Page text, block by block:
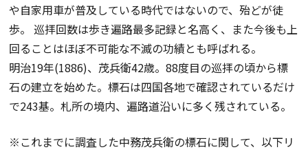
や自家用車が普及している時代ではないので、殆どが徒
歩。 巡拝回数は歩き遍路最多記録と名高く、また今後も上
回ることはほぼ不可能な不滅の功績とも呼ばれる。
明治19年(1886)、茂兵衛42歳。88度目の巡拝の頃から標
石の建立を始めた。標石は四国各地で確認されているだけ
で243基。札所の境内、遍路道沿いに多く残されている。
※これまでに調査した中務茂兵衛の標石に関して、以下リ